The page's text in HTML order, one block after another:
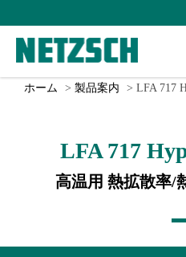
ホーム 製品案内 LFA 717
LFA 717
高温用 熱拡散率/